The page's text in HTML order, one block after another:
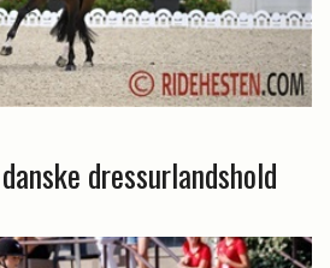
dressurlandshold